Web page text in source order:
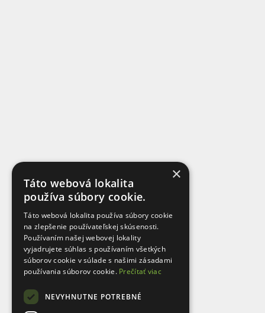
×
Táto webová lokalita
používa súbory cookie.
Táto webová lokalita používa súbory cookie
na zlepšenie používateľskej skúsenosti.
Používaním našej webovej lokality
vyjadrujete súhlas s používaním všetkých
súborov cookie v súlade s našimi zásadami
používania súborov cookie. Prečítať viac
NEVYHNUTNE POTREBNÉ